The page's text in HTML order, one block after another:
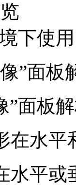
下使用
”面板
”面板
在水平
水平或